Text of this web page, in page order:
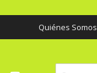
Quiénes Somos